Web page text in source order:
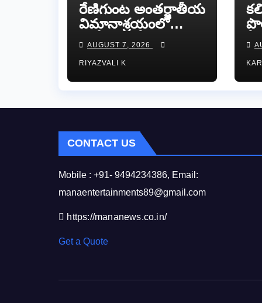
రేణిగుంట అంతర్జాతీయ
విమానాశ్రయంలో
జాతీయ ఎస్సీ కమిషన్
చైర్మన్ కిషోర్
మక్వానాకు ఘన
స్వాగతం…​
AUGUST 7, 2026
RIYAZVALI K
CONTACT US
Mobile : +91- 9494234386, Email:
manaentertainments89@gmail.com
https://mananews.co.in/
Get a Quote